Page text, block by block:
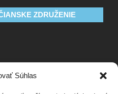
Súhlas
ZDRUŽENIE